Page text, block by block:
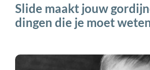
Slide maakt jouw
dingen die je moet